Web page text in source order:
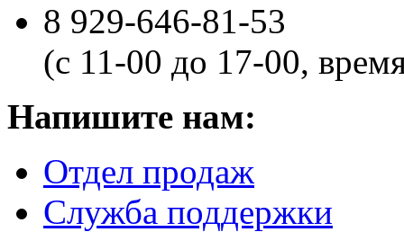
8 929-646-81-53
(с 11-00 до 17-00,
Напишите нам:
Отдел продаж
Служба поддержки